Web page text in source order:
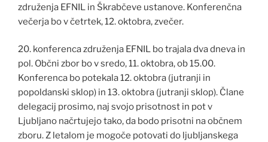
združenja EFNIL in Škrabčeve ustanove. Konferenčna
večerja bo v četrtek, 12. oktobra, zvečer.
20. konferenca združenja EFNIL bo trajala dva dneva in
pol. Občni zbor bo v sredo, 11. oktobra, ob 15.00.
Konferenca bo potekala 12. oktobra (jutranji in
popoldanski sklop) in 13. oktobra (jutranji sklop). Člane
delegacij prosimo, naj svojo prisotnost in pot v
Ljubljano načrtujejo tako, da bodo prisotni na občnem
zboru. Z letalom je mogoče potovati do ljubljanskega